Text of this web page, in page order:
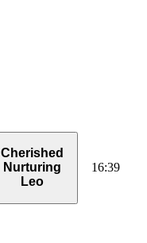
Cherished
Nurturing
Leo
16:39